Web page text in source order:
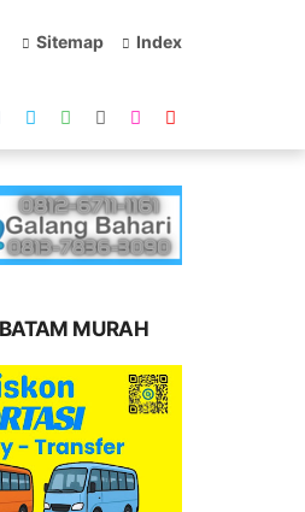
Sitemap Index
MURAH